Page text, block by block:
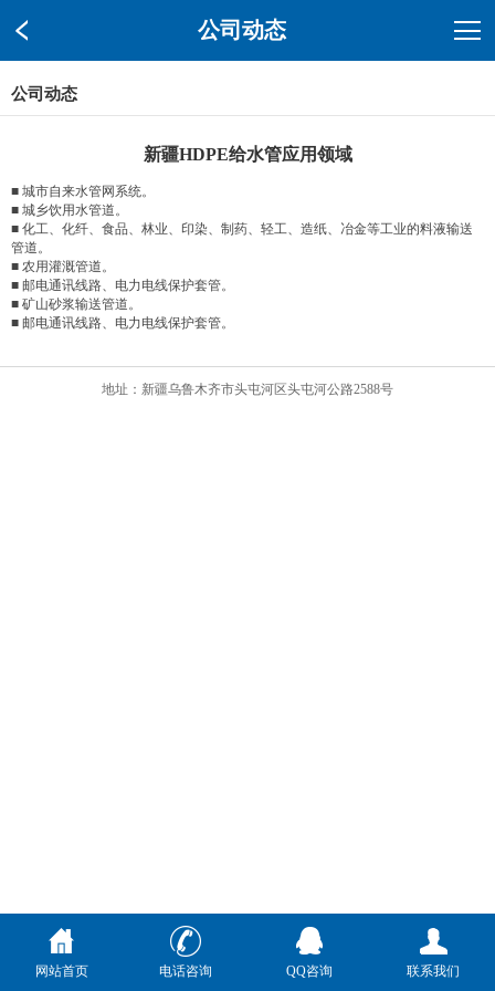
公司动态
公司动态
新疆HDPE给水管应用领域
■ 城市自来水管网系统。
■ 城乡饮用水管道。
■ 化工、化纤、食品、林业、印染、制药、轻工、造纸、冶金等工业的料液输送
管道。
■ 农用灌溉管道。
■ 邮电通讯线路、电力电线保护套管。
■ 矿山砂浆输送管道。
■ 邮电通讯线路、电力电线保护套管。
地址：新疆乌鲁木齐市头屯河区头屯河公路2588号
网站首页 电话咨询 QQ咨询 联系我们